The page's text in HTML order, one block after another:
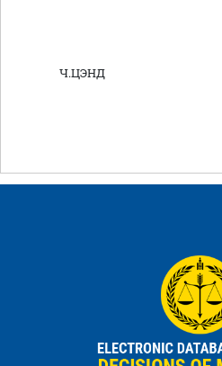
Ч.ЦЭНД